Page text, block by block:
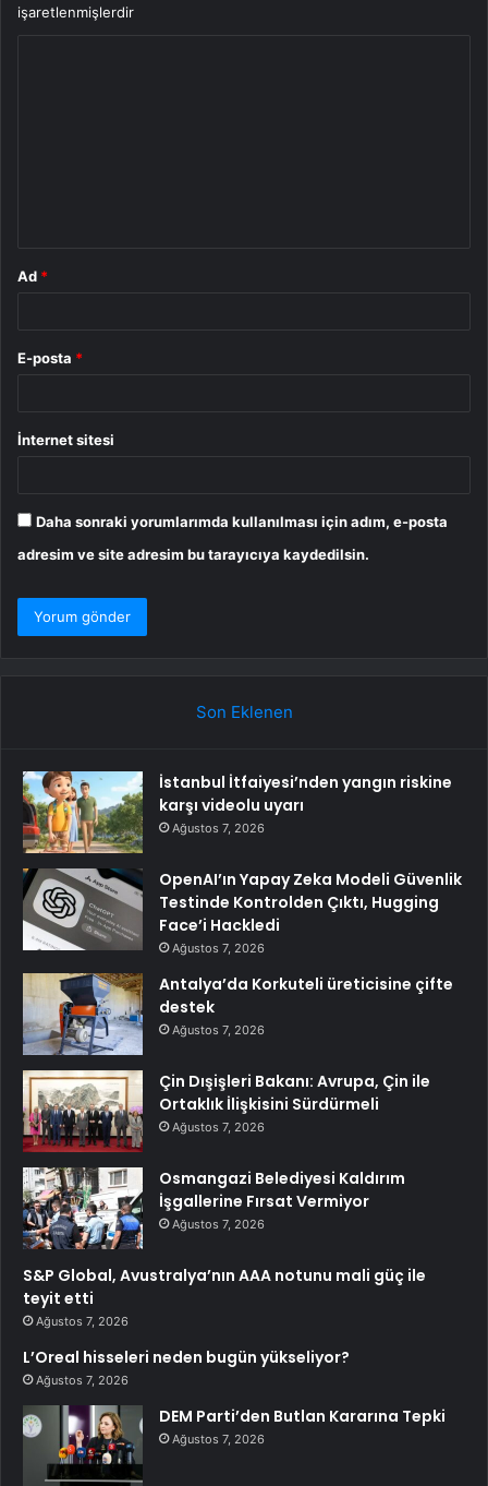
işaretlenmişlerdir
Ad *
E-posta *
İnternet sitesi
Daha sonraki yorumlarımda kullanılması için adım, e-posta
adresim ve site adresim bu tarayıcıya kaydedilsin.
Son Eklenen
İstanbul İtfaiyesi’nden yangın riskine
karşı videolu uyarı
Ağustos 7, 2026
OpenAI’ın Yapay Zeka Modeli Güvenlik
Testinde Kontrolden Çıktı, Hugging
Face’i Hackledi
Ağustos 7, 2026
Antalya’da Korkuteli üreticisine çifte
destek
Ağustos 7, 2026
Çin Dışişleri Bakanı: Avrupa, Çin ile
Ortaklık İlişkisini Sürdürmeli
Ağustos 7, 2026
Osmangazi Belediyesi Kaldırım
İşgallerine Fırsat Vermiyor
Ağustos 7, 2026
S&P Global, Avustralya’nın AAA notunu mali güç ile
teyit etti
Ağustos 7, 2026
L’Oreal hisseleri neden bugün yükseliyor?
Ağustos 7, 2026
DEM Parti’den Butlan Kararına Tepki
Ağustos 7, 2026